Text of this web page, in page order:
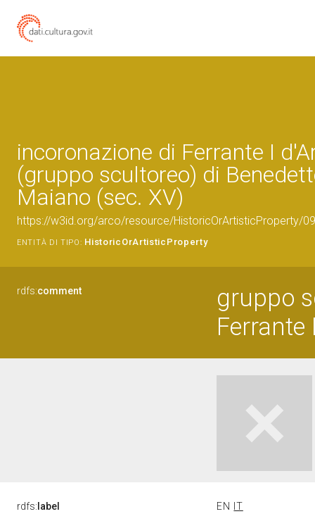
incoronazione di Ferrante I
(gruppo scultoreo) di
Maiano (sec. XV)
https://w3id.org/arco/resource/HistoricOrArtisticProperty/
ENTITÀ DI TIPO: HistoricOrArtisticProperty
rdfs:comment
gruppo
Ferrante
rdfs: label EN IT